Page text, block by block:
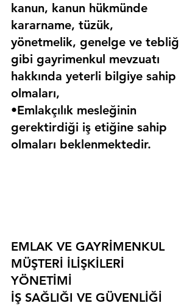
kanun, kanun hükmünde
kararname, tüzük,
yönetmelik, genelge ve tebliğ
gibi gayrimenkul mevzuatı
hakkında yeterli bilgiye sahip
olmaları,
•Emlakçılık mesleğinin
gerektirdiği iş etiğine sahip
olmaları beklenmektedir.
EMLAK VE GAYRİMENKUL
MÜŞTERİ İLİŞKİLERİ
YÖNETİMİ
İŞ SAĞLIĞI VE GÜVENLİĞİ